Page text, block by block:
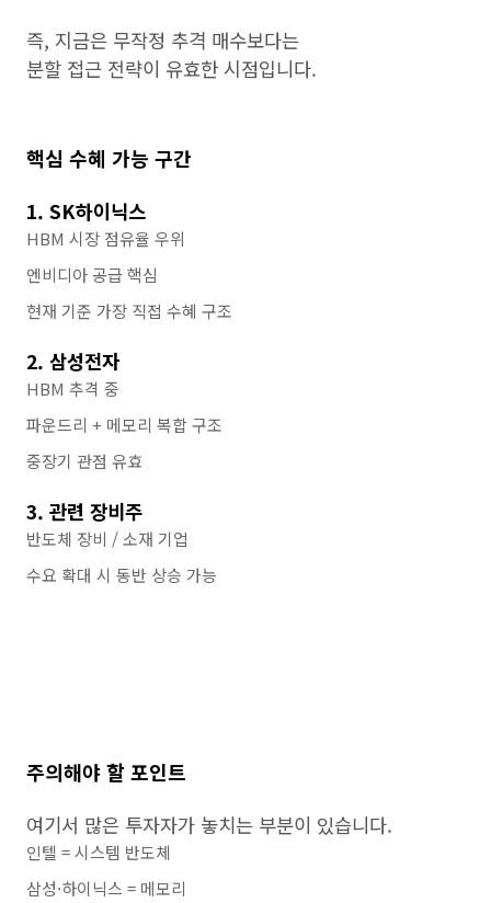
즉, 지금은 무작정 추격 매수보다는
분할 접근 전략이 유효한 시점입니다.
핵심 수혜 가능 구간
1. SK하이닉스
HBM 시장 점유율 우위
엔비디아 공급 핵심
현재 기준 가장 직접 수혜 구조
2. 삼성전자
HBM 추격 중
파운드리 + 메모리 복합 구조
중장기 관점 유효
3. 관련 장비주
반도체 장비 / 소재 기업
수요 확대 시 동반 상승 가능
주의해야 할 포인트
여기서 많은 투자자가 놓치는 부분이 있습니다.
인텔 = 시스템 반도체
삼성·하이닉스 = 메모리